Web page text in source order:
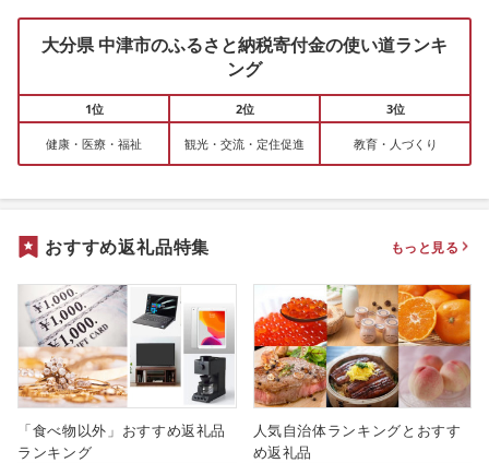
大分県 中津市のふるさと納税寄付金の使い道ランキ
ング
1位
健康・医療・福祉
2位
観光・交流・定住促進
3位
教育・人づくり
おすすめ返礼品特集 もっと見る
「食べ物以外」おすすめ返礼品
ランキング
人気自治体ランキングとおすす
め返礼品